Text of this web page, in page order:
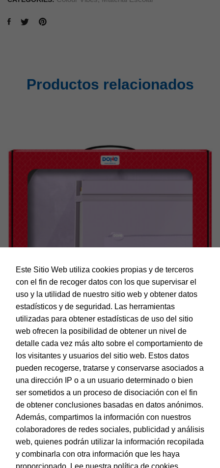
Productos relacionados
Dohe – Maletín Regalo – Colección Serenity – Color
Morado
EAN: 842193851956
© Dohe - Camino de Madrid, 14
28970 • Humanes de Madrid (Madrid)
ESPAÑA
Este Sitio Web utiliza cookies propias y de terceros
con el fin de recoger datos con los que supervisar el
uso y la utilidad de nuestro sitio web y obtener datos
estadísticos y de seguridad. Las herramientas
utilizadas para obtener estadísticas de uso del sitio
web ofrecen la posibilidad de obtener un nivel de
detalle cada vez más alto sobre el comportamiento de
los visitantes y usuarios del sitio web. Estos datos
pueden recogerse, tratarse y conservarse asociados a
una dirección IP o a un usuario determinado o bien
ser sometidos a un proceso de disociación con el fin
de obtener conclusiones basadas en datos anónimos.
Además, compartimos la información con nuestros
colaboradores de redes sociales, publicidad y análisis
web, quienes podrán utilizar la información recopilada
y combinarla con otra información que les haya
proporcionado.
Lee nuestra política de cookies